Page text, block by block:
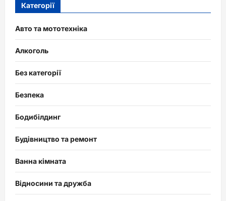
Категорії
Авто та мототехніка
Алкоголь
Без категорії
Безпека
Бодибілдинг
Будівництво та ремонт
Ванна кімната
Відносини та дружба